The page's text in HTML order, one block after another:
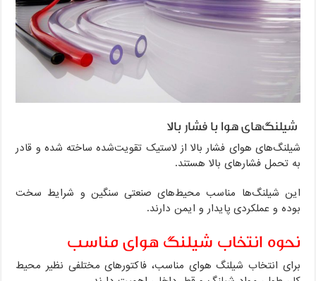
شیلنگ‌های هوا با فشار بالا
شیلنگ‌های هوای فشار بالا از لاستیک تقویت‌شده ساخته شده و قادر
به تحمل فشارهای بالا هستند.
این شیلنگ‌ها مناسب محیط‌های صنعتی سنگین و شرایط سخت
بوده و عملکردی پایدار و ایمن دارند.
نحوه انتخاب شیلنگ هوای مناسب
برای انتخاب شیلنگ هوای مناسب، فاکتورهای مختلفی نظیر محیط